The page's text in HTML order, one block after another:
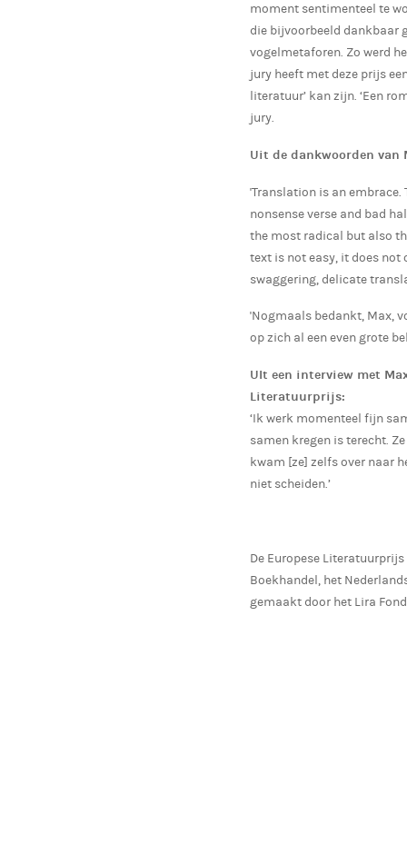
moment sentimenteel te
die bijvoorbeeld dankbaar
vogelmetaforen. Zo werd
jury heeft met deze prijs
literatuur’ kan zijn. ‘Een
jury.
Uit de dankwoorden van
'Translation is an
nonsense verse and bad
the most radical but also
text is not easy, it does not
swaggering, delicate
'Nogmaals bedankt, Max,
op zich al een even grote
UIt een interview met
Literatuurprijs:
‘Ik werk momenteel fijn
samen kregen is terecht.
kwam [ze] zelfs over naar
niet scheiden.’
De Europese
Boekhandel, het
gemaakt door het Lira